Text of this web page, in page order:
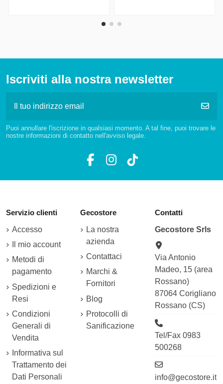
Iscriviti alla nostra newsletter
Puoi annullare l'iscrizione in qualsiasi momento. A tal fine, puoi trovare le
nostre informazioni di contatto nell'avviso legale.
Servizio clienti
Accesso
Il mio account
Metodi di
pagamento
Spedizioni e
Resi
Condizioni
Generali di
Vendita
Informativa sul
Trattamento dei
Dati Personali
Gecostore
La nostra
azienda
Contattaci
Marchi &
Fornitori
Blog
Protocolli di
Sanificazione
Contatti
Gecostore Srls
Via Antonio
Madeo, 15 (area
Rossano)
87064 Corigliano
Rossano (CS)
Tel/Fax 0983
500268
info@gecostore.it